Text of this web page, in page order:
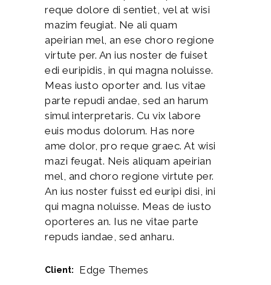
reque dolore di sentiet, vel at wisi
mazim feugiat. Ne ali quam
apeirian mel, an ese choro regione
virtute per. An ius noster de fuiset
edi euripidis, in qui magna noluisse.
Meas iusto oporter and. Ius vitae
parte repudi andae, sed an harum
simul interpretaris. Cu vix labore
euis modus dolorum. Has nore
ame dolor, pro reque graec. At wisi
mazi feugat. Neis aliquam apeirian
mel, and choro regione virtute per.
An ius noster fuisst ed euripi disi, ini
qui magna noluisse. Meas de iusto
oporteres an. Ius ne vitae parte
repuds iandae, sed anharu.
Client: Edge Themes